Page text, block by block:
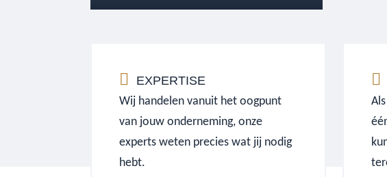
EXPERTISE
Wij handelen vanuit het oogpunt
van jouw onderneming, onze
experts weten precies wat jij nodig
hebt.